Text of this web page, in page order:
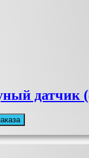
датчик